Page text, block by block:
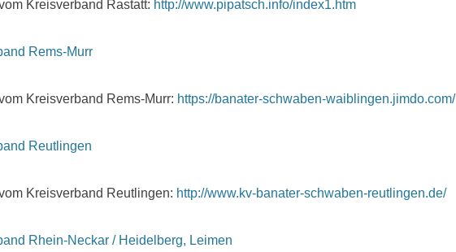
Kreisverband Rastatt: http://www.pipatsch.info/index1.htm
Rems-Murr
Kreisverband Rems-Murr: https://banater-schwaben-waiblingen.jimdo.com/
Reutlingen
Kreisverband Reutlingen: http://www.kv-banater-schwaben-reutlingen.de/
Rhein-Neckar / Heidelberg, Leimen